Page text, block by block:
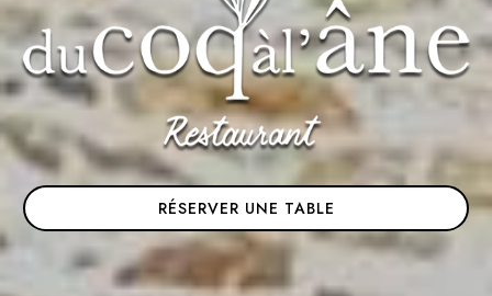
RÉSERVER UNE TABLE